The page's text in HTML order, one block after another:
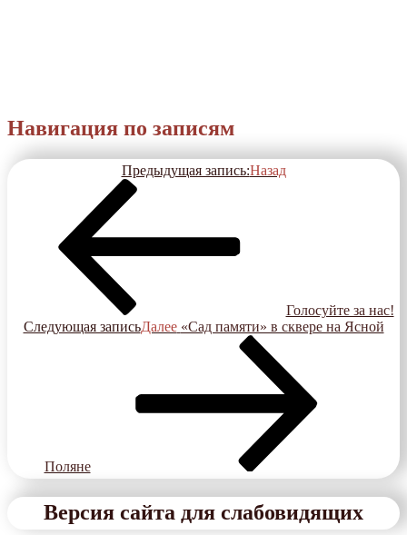
Навигация по записям
Предыдущая запись:Назад
Голосуйте за нас!
Следующая записьДалее «Сад памяти» в сквере на Ясной
Поляне
Версия сайта для слабовидящих